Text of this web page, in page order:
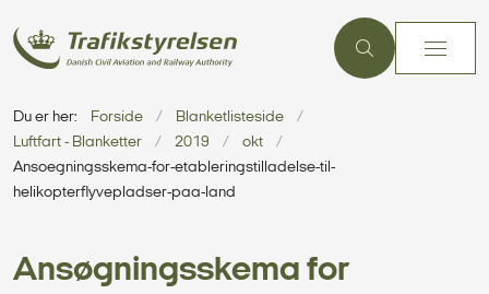
Du er her: Forside
Blanketlisteside
Luftfart - Blanketter
2019
okt
Ansoegningsskema-for-etableringstilladelse-til-
helikopterflyvepladser-paa-land
Ansøgningsskema for